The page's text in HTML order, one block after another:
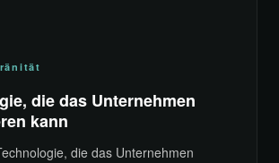
die das Unternehmen
kann
die das Unternehmen